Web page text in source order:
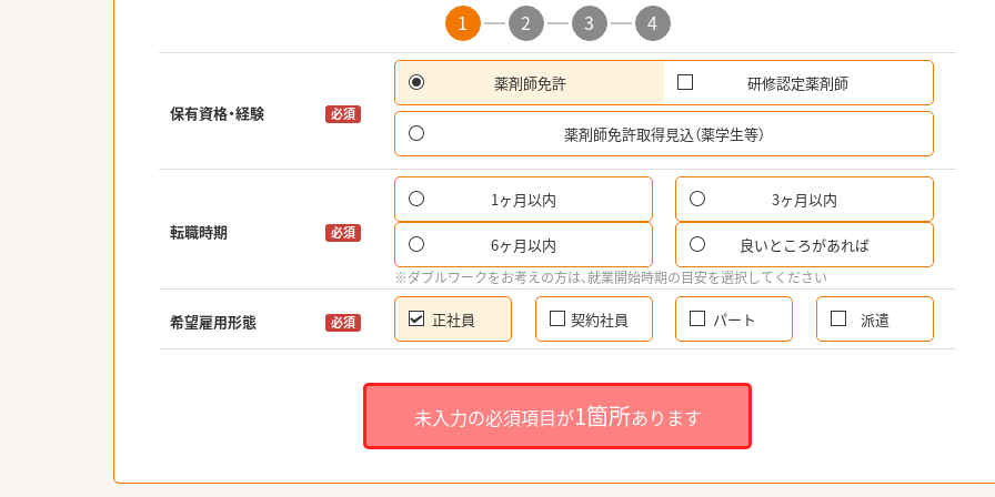
1 2 3 4
保有資格・経験 必須
薬剤師免許 研修認定薬剤師
薬剤師免許取得見込（薬学生等）
転職時期 必須
1ヶ月以内 3ヶ月以内
6ヶ月以内 良いところがあれば
※ダブルワークをお考えの方は、就業開始時期の目安を選択してください
希望雇用形態 必須 正社員 契約社員 パート 派遣
未入力の必須項目が1箇所あります